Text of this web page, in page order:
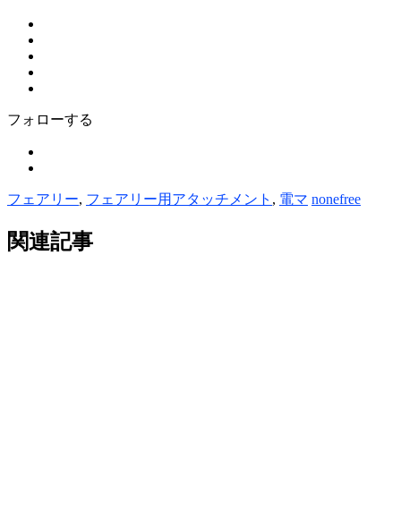
フォローする
フェアリー, フェアリー用アタッチメント , 電マ nonefree
関連記事